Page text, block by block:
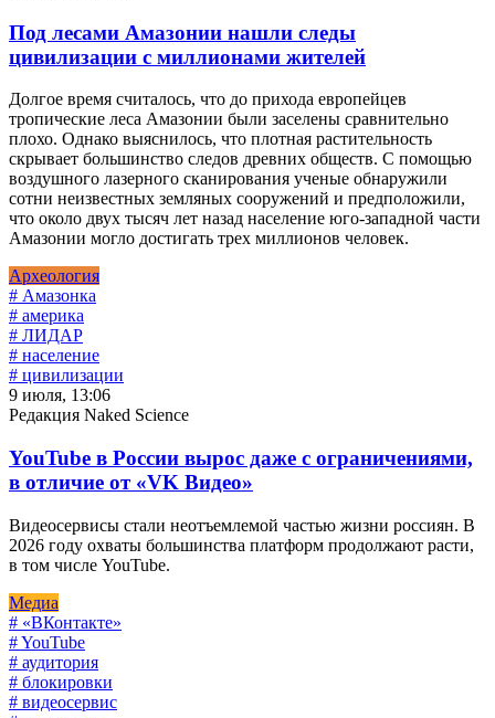
Под лесами Амазонии нашли следы
цивилизации с миллионами жителей
Долгое время считалось, что до прихода европейцев
тропические леса Амазонии были заселены сравнительно
плохо. Однако выяснилось, что плотная растительность
скрывает большинство следов древних обществ. С помощью
воздушного лазерного сканирования ученые обнаружили
сотни неизвестных земляных сооружений и предположили,
что около двух тысяч лет назад население юго-западной части
Амазонии могло достигать трех миллионов человек.
Археология
# Амазонка
# америка
# ЛИДАР
# население
# цивилизации
9 июля, 13:06
Редакция Naked Science
YouTube в России вырос даже с ограничениями,
в отличие от «VK Видео»
Видеосервисы стали неотъемлемой частью жизни россиян. В
2026 году охваты большинства платформ продолжают расти,
в том числе YouTube.
Медиа
# «ВКонтакте»
# YouTube
# аудитория
# блокировки
# видеосервис